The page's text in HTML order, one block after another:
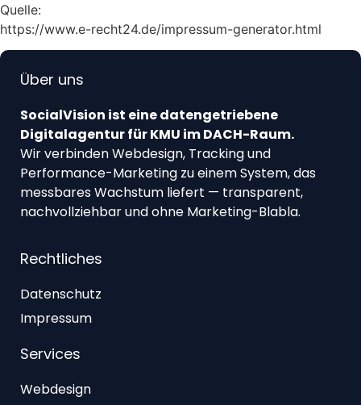
Quelle:
https://www.e-recht24.de/impressum-generator.html
Über uns
SocialVision ist eine datengetriebene
Digitalagentur für KMU im DACH-Raum.
Wir verbinden Webdesign, Tracking und
Performance-Marketing zu einem System, das
messbares Wachstum liefert — transparent,
nachvollziehbar und ohne Marketing-Blabla.
Rechtliches
Datenschutz
Impressum
Services
Webdesign